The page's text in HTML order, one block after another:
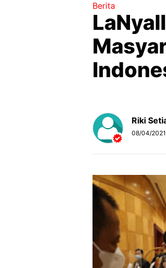
Berita
Riki
08/04/